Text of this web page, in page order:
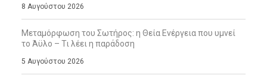
8 Αυγούστου 2026
Μεταμόρφωση του Σωτήρος: η Θεία Ενέργεια που υμνεί
το Άϋλο – Τι λέει η παράδοση
5 Αυγούστου 2026